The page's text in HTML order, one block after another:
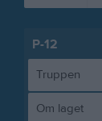
P-12
Truppen
Om laget